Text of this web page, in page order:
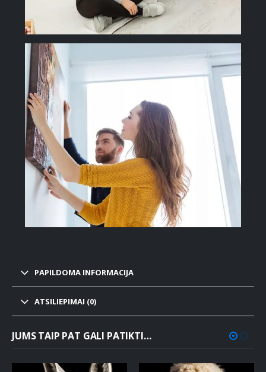
PAPILDOMA INFORMACIJA
ATSILIEPIMAI (0)
JUMS TAIP PAT GALI PATIKTI…